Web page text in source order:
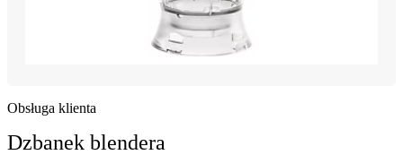
Obsługa klienta
Dzbanek blendera